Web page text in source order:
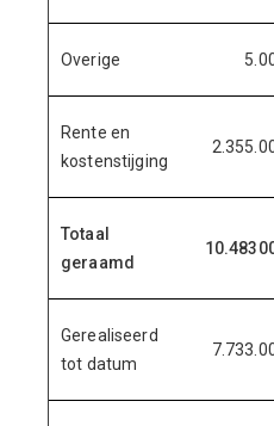
Overige
Rente en
kostenstijging
Totaal
geraamd
Gerealiseerd
tot datum